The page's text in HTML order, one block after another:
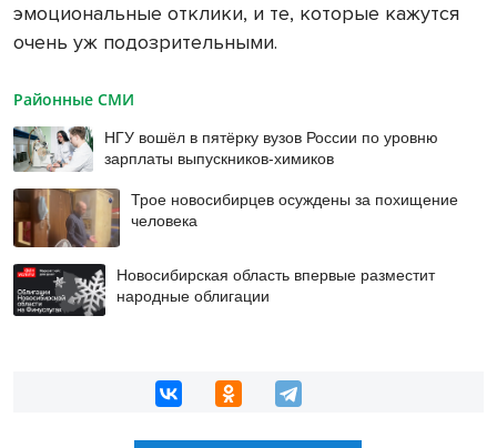
эмоциональные отклики, и те, которые кажутся
очень уж подозрительными.
Районные СМИ
НГУ вошёл в пятёрку вузов России по уровню
зарплаты выпускников-химиков
Трое новосибирцев осуждены за похищение
человека
Новосибирская область впервые разместит
народные облигации